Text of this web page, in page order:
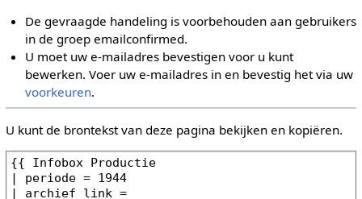
De gevraagde handeling is voorbehouden aan gebruikers
in de groep emailconfirmed.
U moet uw e-mailadres bevestigen voor u kunt
bewerken. Voer uw e-mailadres in en bevestig het via uw
voorkeuren.
U kunt de brontekst van deze pagina bekijken en kopiëren.